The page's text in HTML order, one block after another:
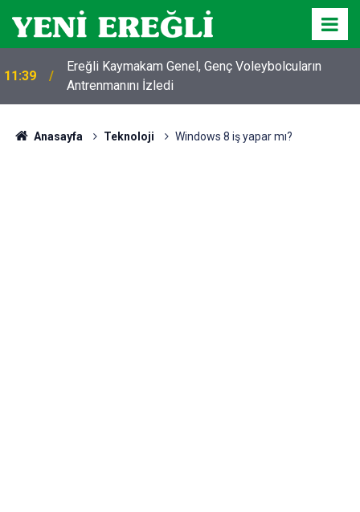
11:39
Ereğli Kaymakam Genel, Genç Voleybolcuların
Antrenmanını İzledi
Anasayfa Teknoloji Windows 8 iş yapar mı?